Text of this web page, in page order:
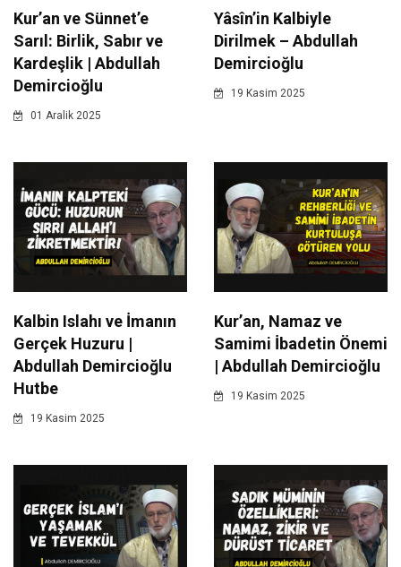
Kur’an ve Sünnet’e
Sarıl: Birlik, Sabır ve
Kardeşlik | Abdullah
Demircioğlu
01 Aralik 2025
Yâsîn’in Kalbiyle
Dirilmek – Abdullah
Demircioğlu
19 Kasim 2025
Kalbin Islahı ve İmanın
Gerçek Huzuru |
Abdullah Demircioğlu
Hutbe
19 Kasim 2025
Kur’an, Namaz ve
Samimi İbadetin Önemi
| Abdullah Demircioğlu
19 Kasim 2025